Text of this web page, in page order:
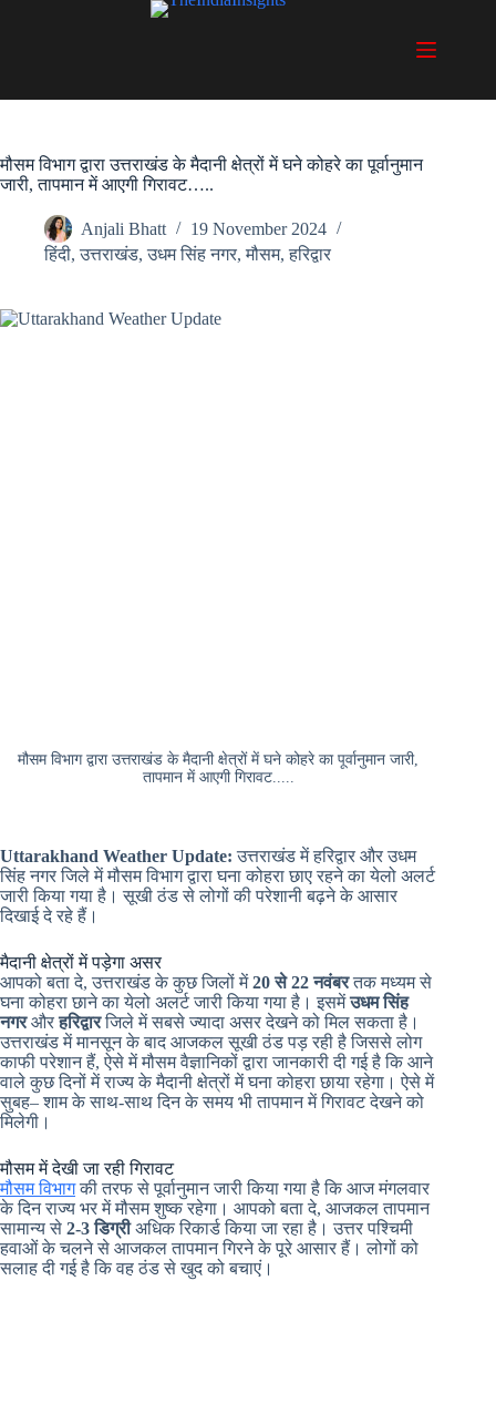
मौसम विभाग द्वारा उत्तराखंड के मैदानी क्षेत्रों में घने कोहरे का पूर्वानुमान
जारी, तापमान में आएगी गिरावट…..
Anjali Bhatt
19 November 2024
हिंदी,उत्तराखंड,उधम सिंह नगर,मौसम,हरिद्वार
मौसम विभाग द्वारा उत्तराखंड के मैदानी क्षेत्रों में घने कोहरे का पूर्वानुमान जारी,
तापमान में आएगी गिरावट.....
Uttarakhand Weather Update: उत्तराखंड में हरिद्वार और उधम
सिंह नगर जिले में मौसम विभाग द्वारा घना कोहरा छाए रहने का येलो अलर्ट
जारी किया गया है। सूखी ठंड से लोगों की परेशानी बढ़ने के आसार
दिखाई दे रहे हैं।
मैदानी क्षेत्रों में पड़ेगा असर
आपको बता दे, उत्तराखंड के कुछ जिलों में20 से 22 नवंबरतक मध्यम से
घना कोहरा छाने का येलो अलर्ट जारी किया गया है। इसमेंउधम सिंह
नगरऔरहरिद्वारजिले में सबसे ज्यादा असर देखने को मिल सकता है।
उत्तराखंड में मानसून के बाद आजकल सूखी ठंड पड़ रही है जिससे लोग
काफी परेशान हैं, ऐसे में मौसम वैज्ञानिकों द्वारा जानकारी दी गई है कि आने
वाले कुछ दिनों में राज्य के मैदानी क्षेत्रों में घना कोहरा छाया रहेगा। ऐसे में
सुबह– शाम के साथ-साथ दिन के समय भी तापमान में गिरावट देखने को
मिलेगी।
मौसम में देखी जा रही गिरावट
मौसम विभागकी तरफ से पूर्वानुमान जारी किया गया है कि आज मंगलवार
के दिन राज्य भर में मौसम शुष्क रहेगा। आपको बता दे, आजकल तापमान
सामान्य से 2-3 डिग्रीअधिक रिकार्ड किया जा रहा है। उत्तर पश्चिमी
हवाओं के चलने से आजकल तापमान गिरने के पूरे आसार हैं। लोगों को
सलाह दी गई है कि वह ठंड से खुद को बचाएं।